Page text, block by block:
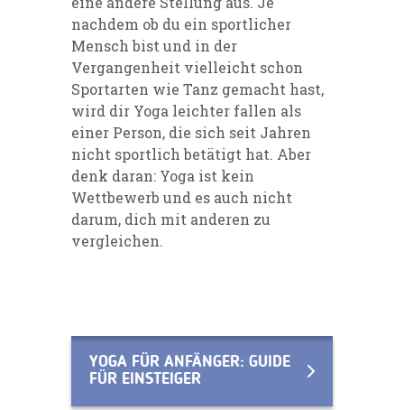
nachdem ob du ein sportlicher
Mensch bist und in der
Vergangenheit vielleicht schon
Sportarten wie Tanz gemacht hast,
wird dir Yoga leichter fallen als
einer Person, die sich seit Jahren
nicht sportlich betätigt hat. Aber
denk daran: Yoga ist kein
Wettbewerb und es auch nicht
darum, dich mit anderen zu
vergleichen.
YOGA FÜR ANFÄNGER: GUIDE
FÜR EINSTEIGER